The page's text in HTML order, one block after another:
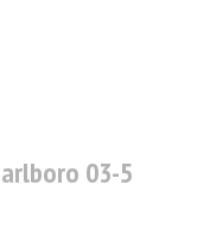
03-5